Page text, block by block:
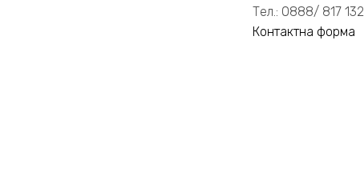
Тел.: 0888/ 817 132
Контактна форма